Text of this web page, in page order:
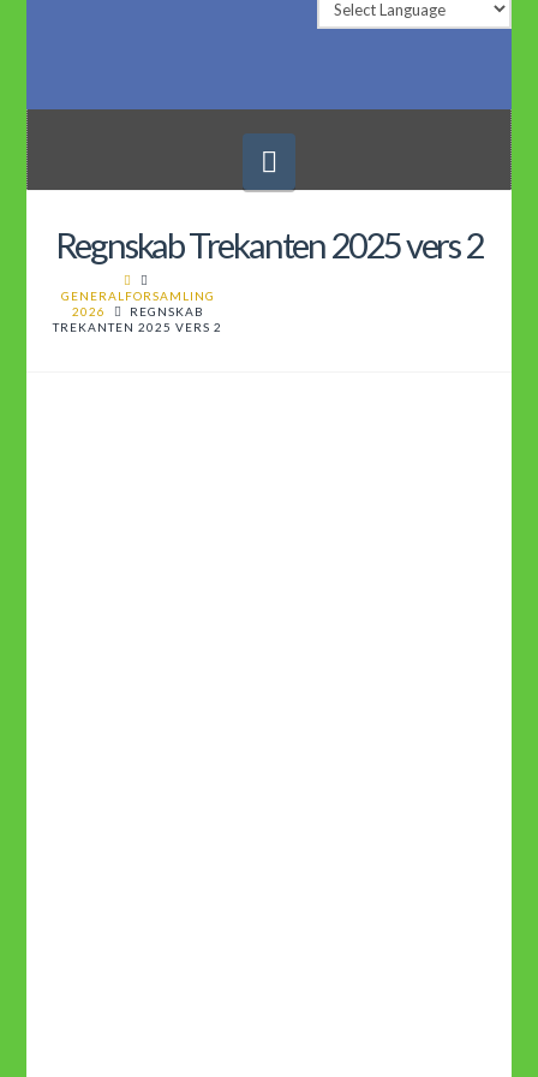
Regnskab Trekanten 2025 vers 2
GENERALFORSAMLING
2026
REGNSKAB
TREKANTEN 2025 VERS 2